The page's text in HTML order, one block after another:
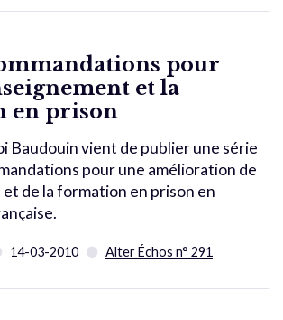
pour
et la
en prison
Baudouin vient de publier une série
pour une amélioration de
et de la formation en prison en
14-03-2010 Alter Échos n° 291